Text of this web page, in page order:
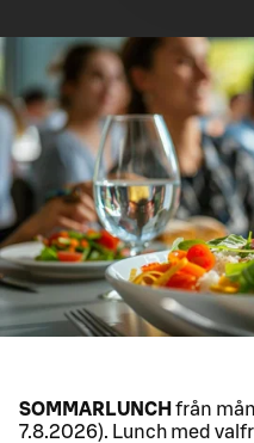
SOMMARLUNCH från
7.8.2026). Lunch med